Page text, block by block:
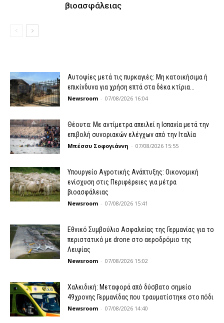
βιοασφάλειας
Αυτοψίες μετά τις πυρκαγιές: Μη κατοικήσιμα ή
επικίνδυνα για χρήση επτά στα δέκα κτίρια...
Newsroom - 07/08/2026 16:04
Θέουτα: Με αντίμετρα απειλεί η Ισπανία μετά την
επιβολή συνοριακών ελέγχων από την Ιταλία
Μπέσσυ Σοφογιάννη - 07/08/2026 15:55
Υπουργείο Αγροτικής Ανάπτυξης: Οικονομική
ενίσχυση στις Περιφέρειες για μέτρα
βιοασφάλειας
Newsroom - 07/08/2026 15:41
Εθνικό Συμβούλιο Ασφαλείας της Γερμανίας για το
περιστατικό με drone στο αεροδρόμιο της
Λειψίας
Newsroom - 07/08/2026 15:02
Χαλκιδική: Μεταφορά από δύσβατο σημείο
49χρονης Γερμανίδας που τραυματίστηκε στο πόδι
Newsroom - 07/08/2026 14:40